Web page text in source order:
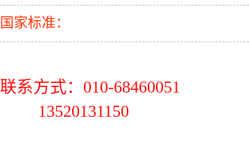
国家标准：
联系方式：010-68460051
13520131150